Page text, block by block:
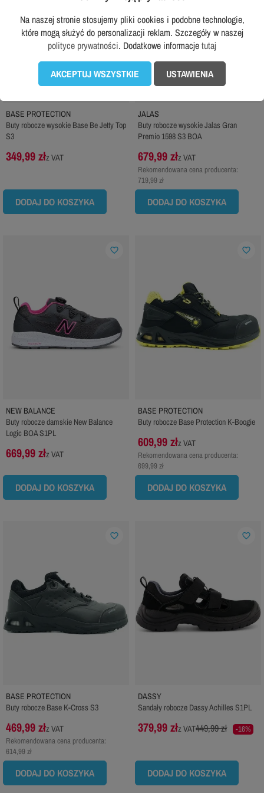
BASE PROTECTION
Buty robocze wysokie Base Be Jetty Top
S3
349,99 złz VAT
DODAJ DO KOSZYKA
JALAS
Buty robocze wysokie Jalas Gran
Premio 1598 S3 BOA
679,99 złz VAT
Rekomendowana cena producenta:
719,99 zł
DODAJ DO KOSZYKA
NEW BALANCE
Buty robocze damskie New Balance
Logic BOA S1PL
669,99 złz VAT
DODAJ DO KOSZYKA
favorite_border
BASE PROTECTION
Buty robocze Base Protection K-Boogie
609,99 złz VAT
Rekomendowana cena producenta:
699,99 zł
DODAJ DO KOSZYKA
favorite_border
BASE PROTECTION
Buty robocze Base K-Cross S3
469,99 złz VAT
Rekomendowana cena producenta:
614,99 zł
DODAJ DO KOSZYKA
favorite_border
DASSY
Sandały robocze Dassy Achilles S1PL
379,99 złz VAT449,99 zł -16%
DODAJ DO KOSZYKA
favorite_border
Na naszej stronie stosujemy pliki cookies i podobne technologie,
które mogą służyć do personalizacji reklam. Szczegóły w naszej
polityce prywatności. Dodatkowe informacjetutaj
AKCEPTUJ WSZYSTKIE USTAWIENIA